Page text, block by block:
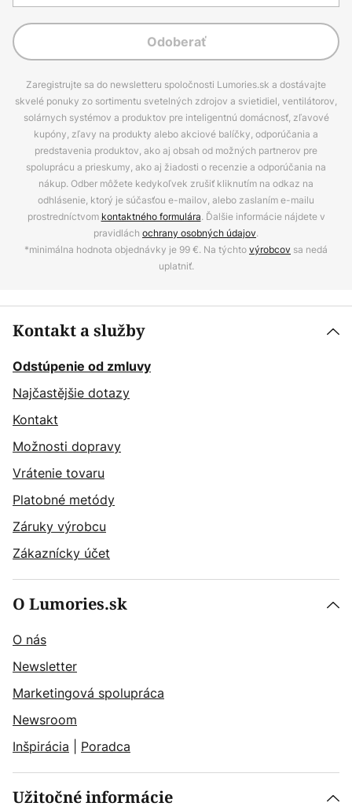
Odoberať
Zaregistrujte sa do newsletteru spoločnosti Lumories.sk a dostávajte
skvelé ponuky zo sortimentu svetelných zdrojov a svietidiel, ventilátorov,
solárnych systémov a produktov pre inteligentnú domácnosť, zľavové
kupóny, zľavy na produkty alebo akciové balíčky, odporúčania a
predstavenia produktov, ako aj obsah od možných partnerov pre
spoluprácu a prieskumy, ako aj žiadosti o recenzie a odporúčania na
nákup. Odber môžete kedykoľvek zrušiť kliknutím na odkaz na
odhlásenie, ktorý je súčasťou e-mailov, alebo zaslaním e-mailu
prostredníctvom kontaktného formulára. Ďalšie informácie nájdete v
pravidlách ochrany osobných údajov.
*minimálna hodnota objednávky je 99 €. Na týchtovýrobcov sa nedá
uplatniť.
Kontakt a služby
Odstúpenie od zmluvy
Najčastějšie dotazy
Kontakt
Možnosti dopravy
Vrátenie tovaru
Platobné metódy
Záruky výrobcu
Zákaznícky účet
O Lumories.sk
O nás
Newsletter
Marketingová spolupráca
Newsroom
Inšpirácia
Poradca
Užitočné informácie